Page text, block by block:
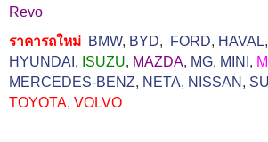
Revo
ราคารถใหม่ BMW, BYD, FORD, HAVAL,
HYUNDAI , ISUZU, MAZDA, MG, MINI ,
MERCEDES-BENZ, NETA, NISSAN ,
TOYOTA, VOLVO